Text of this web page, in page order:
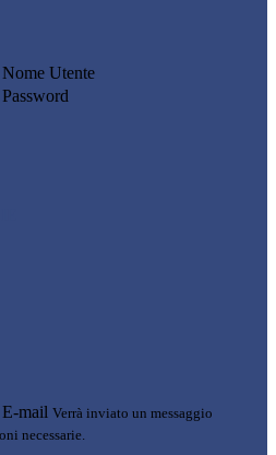
Nome Utente
Password
E-mail Verrà inviato un messaggio
necessarie.